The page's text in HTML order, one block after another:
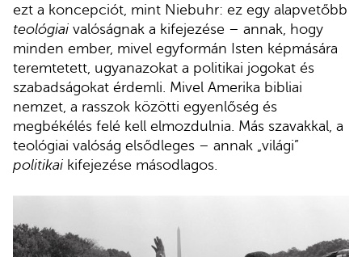
ezt a koncepciót, mint Niebuhr: ez egy alapvetőbb
teológiai valóságnak a kifejezése – annak, hogy
minden ember, mivel egyformán Isten képmására
teremtetett, ugyanazokat a politikai jogokat és
szabadságokat érdemli. Mivel Amerika bibliai
nemzet, a rasszok közötti egyenlőség és
megbékélés felé kell elmozdulnia. Más szavakkal, a
teológiai valóság elsődleges – annak „világi”
politikai kifejezése másodlagos.